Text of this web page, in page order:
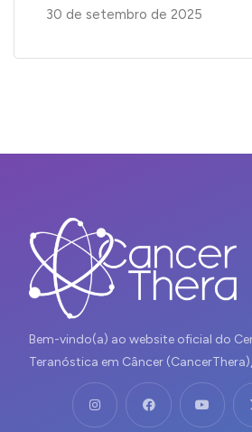
30 de setembro de 2025
Bem-vindo(a) ao website oficial do
Teranóstica em Câncer (CancerThera),